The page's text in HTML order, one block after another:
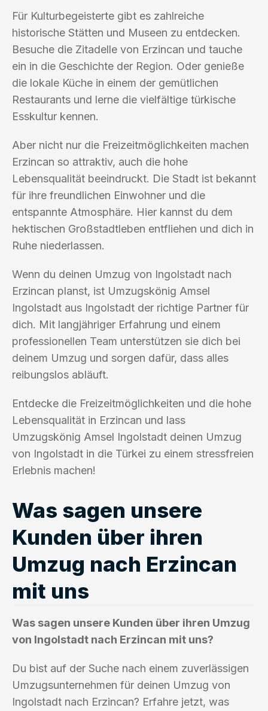
Für Kulturbegeisterte gibt es zahlreiche
historische Stätten und Museen zu entdecken.
Besuche die Zitadelle von Erzincan und tauche
ein in die Geschichte der Region. Oder genieße
die lokale Küche in einem der gemütlichen
Restaurants und lerne die vielfältige türkische
Esskultur kennen.
Aber nicht nur die Freizeitmöglichkeiten machen
Erzincan so attraktiv, auch die hohe
Lebensqualität beeindruckt. Die Stadt ist bekannt
für ihre freundlichen Einwohner und die
entspannte Atmosphäre. Hier kannst du dem
hektischen Großstadtleben entfliehen und dich in
Ruhe niederlassen.
Wenn du deinen Umzug von Ingolstadt nach
Erzincan planst, ist Umzugskönig Amsel
Ingolstadt aus Ingolstadt der richtige Partner für
dich. Mit langjähriger Erfahrung und einem
professionellen Team unterstützen sie dich bei
deinem Umzug und sorgen dafür, dass alles
reibungslos abläuft.
Entdecke die Freizeitmöglichkeiten und die hohe
Lebensqualität in Erzincan und lass
Umzugskönig Amsel Ingolstadt deinen Umzug
von Ingolstadt in die Türkei zu einem stressfreien
Erlebnis machen!
Was sagen unsere
Kunden über ihren
Umzug nach Erzincan
mit uns
Was sagen unsere Kunden über ihren Umzug
von Ingolstadt nach Erzincan mit uns?
Du bist auf der Suche nach einem zuverlässigen
Umzugsunternehmen für deinen Umzug von
Ingolstadt nach Erzincan? Erfahre jetzt, was